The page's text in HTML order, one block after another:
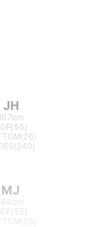
JH
MJ